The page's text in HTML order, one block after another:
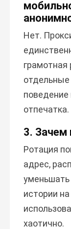
Нет.
грамотная
отдельные
поведение
отпечатка.
3. Зачем
Ротация
адрес,
уменьшать
истории
хаотично.